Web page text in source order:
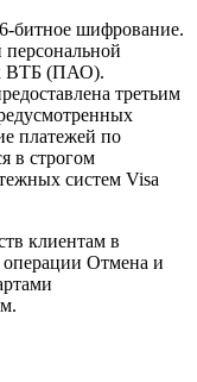
битное шифрование.
ВТБ (ПАО).
третьим
платежей по
в строгом
систем Visa
клиентам в
Отмена и